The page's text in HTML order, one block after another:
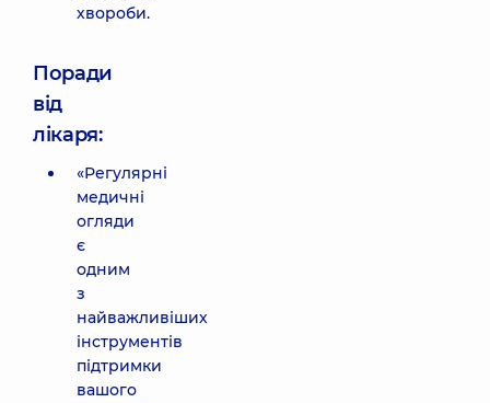
хвороби.
Поради
від
лікаря:
«Регулярні
медичні
огляди
є
одним
з
найважливіших
інструментів
підтримки
вашого